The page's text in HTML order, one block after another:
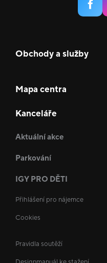
Obchody a služby
Mapa centra
Kanceláře
Aktuální akce
Parkování
IGY PRO DĚTI
Přihlášení pro nájemce
Cookies
Pravidla soutěží